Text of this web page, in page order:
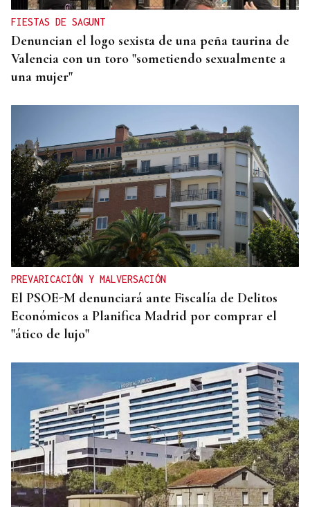
FIESTAS DE SAGUNT
Denuncian el logo sexista de una peña taurina de
Valencia con un toro "sometiendo sexualmente a
una mujer"
PREVARICACIÓN Y MALVERSACIÓN
El PSOE-M denunciará ante Fiscalía de Delitos
Económicos a Planifica Madrid por comprar el
"ático de lujo"